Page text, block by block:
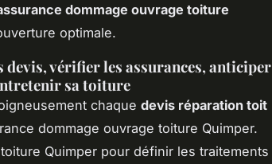
dommage ouvrage toiture
optimale.
vérifier les assurances, anticiper
sa toiture
chaque devis réparation toit
dommage ouvrage toiture Quimper.
Quimper pour définir les traitements